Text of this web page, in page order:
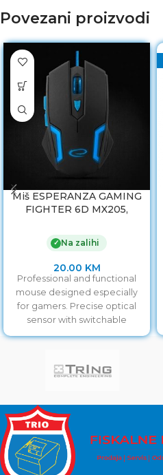
Povezani proizvodi
Miš ESPERANZA GAMING
FIGHTER 6D MX205,
ergonomic, EGM205B
✓ Na zalihi
20.00 KM
Professional and functional
mouse designed especially
for gamers. Precise optical
sensor with switchable
resolution of